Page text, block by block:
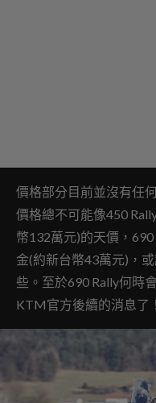
價格部分目前並沒有任
價格總不可能像450
幣132萬元)的天價，
金(約新台幣43萬元)，
些。至於690 Rally何時
KTM官方後續的消息了！